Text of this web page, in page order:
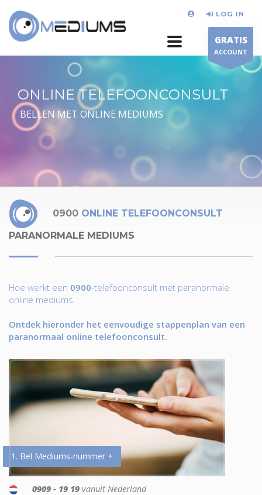
LOG IN
GRATIS
ACCOUNT
ONLINE TELEFOONCONSULT
BELLEN MET ONLINE MEDIUMS
0900 ONLINE TELEFOONCONSULT
PARANORMALE MEDIUMS
Hoe werkt een 0900-telefoonconsult met paranormale
online mediums.
Ontdek hieronder het eenvoudige stappenplan van een
paranormaal online telefoonconsult.
1. Bel Mediums-nummer +
0909 - 19 19 vanuit Nederland